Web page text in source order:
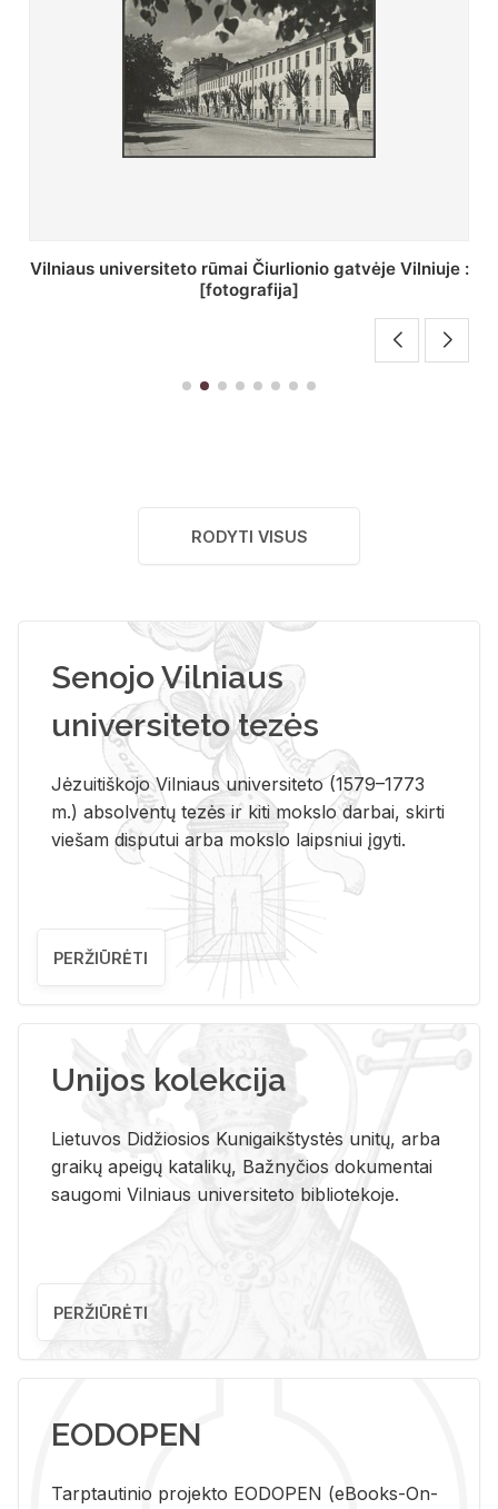
St. Batoro universiteto J. Pilsudskio kolegija :
[fotografija]
RODYTI VISUS
Senojo Vilniaus
universiteto tezės
Jėzuitiškojo Vilniaus universiteto (1579–1773
m.) absolventų tezės ir kiti mokslo darbai, skirti
viešam disputui arba mokslo laipsniui įgyti.
PERŽIŪRĖTI
Unijos kolekcija
Lietuvos Didžiosios Kunigaikštystės unitų, arba
graikų apeigų katalikų, Bažnyčios dokumentai
saugomi Vilniaus universiteto bibliotekoje.
PERŽIŪRĖTI
EODOPEN
Tarp­tau­ti­nio pro­jek­to EO­DO­PEN (eBo­oks-On-